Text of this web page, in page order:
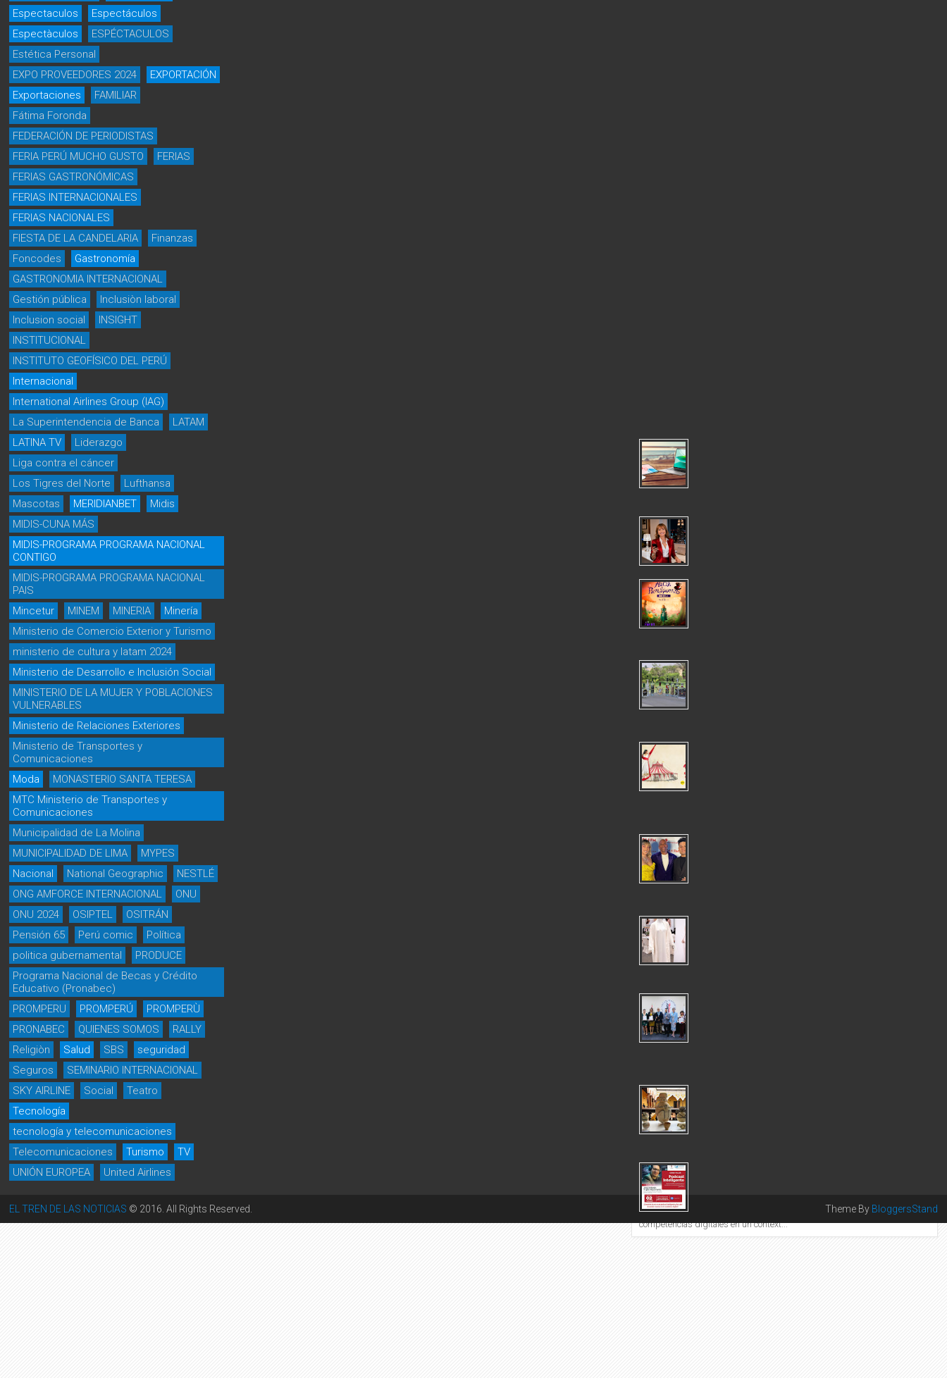
COLEGIO DE PERIODISTAS DEL PERÚ PRESENTA TALLER
DE PODCASTS EN ALIANZA CON INTEL Iniciativa fortalece
competencias digitales en un context...
Espectaculos
Espectáculos
Espectàculos
ESPÉCTACULOS
Estética Personal
EXPO PROVEEDORES 2024
EXPORTACIÓN
Exportaciones
FAMILIAR
Fátima Foronda
FEDERACIÓN DE PERIODISTAS
FERIA PERÚ MUCHO GUSTO
FERIAS
FERIAS GASTRONÓMICAS
FERIAS INTERNACIONALES
FERIAS NACIONALES
FIESTA DE LA CANDELARIA
Finanzas
Foncodes
Gastronomía
GASTRONOMIA INTERNACIONAL
Gestión pública
Inclusiòn laboral
Inclusion social
INSIGHT
INSTITUCIONAL
INSTITUTO GEOFÍSICO DEL PERÚ
Internacional
International Airlines Group (IAG)
La Superintendencia de Banca
LATAM
LATINA TV
Liderazgo
Liga contra el cáncer
Los Tigres del Norte
Lufthansa
Mascotas
MERIDIANBET
Midis
MIDIS-CUNA MÁS
MIDIS-PROGRAMA PROGRAMA NACIONAL
CONTIGO
MIDIS-PROGRAMA PROGRAMA NACIONAL
PAIS
Mincetur
MINEM MINERIA
Minería
Ministerio de Comercio Exterior y Turismo
ministerio de cultura y latam 2024
Ministerio de Desarrollo e Inclusión Social
MINISTERIO DE LA MUJER Y POBLACIONES
VULNERABLES
Ministerio de Relaciones Exteriores
Ministerio de Transportes y
Comunicaciones
Moda
MONASTERIO SANTA TERESA
MTC Ministerio de Transportes y
Comunicaciones
Municipalidad de La Molina
MUNICIPALIDAD DE LIMA
MYPES
Nacional
National Geographic
NESTLÉ
ONG AMFORCE INTERNACIONAL
ONU
ONU 2024
OSIPTEL
OSITRÁN
Pensión 65
Perú comic
Política
politica gubernamental
PRODUCE
Programa Nacional de Becas y Crédito
Educativo (Pronabec)
PROMPERU
PROMPERÚ
PROMPERÙ
PRONABEC
QUIENES SOMOS
RALLY
Religiòn
Salud SBS
seguridad
Seguros
SEMINARIO INTERNACIONAL
SKY AIRLINE
Social
Teatro
Tecnología
tecnología y telecomunicaciones
Telecomunicaciones
Turismo
TV
UNIÓN EUROPEA
United Airlines
EL TREN DE LAS NOTICIAS © 2016. All Rights Reserved. Theme By BloggersStand